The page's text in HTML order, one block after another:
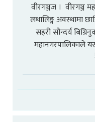
वीरगञ्जज । वीरगञ्ज
लथालिङ्ग अवस्थामा
सहरी सौन्दर्य
महानगरपालिकाले